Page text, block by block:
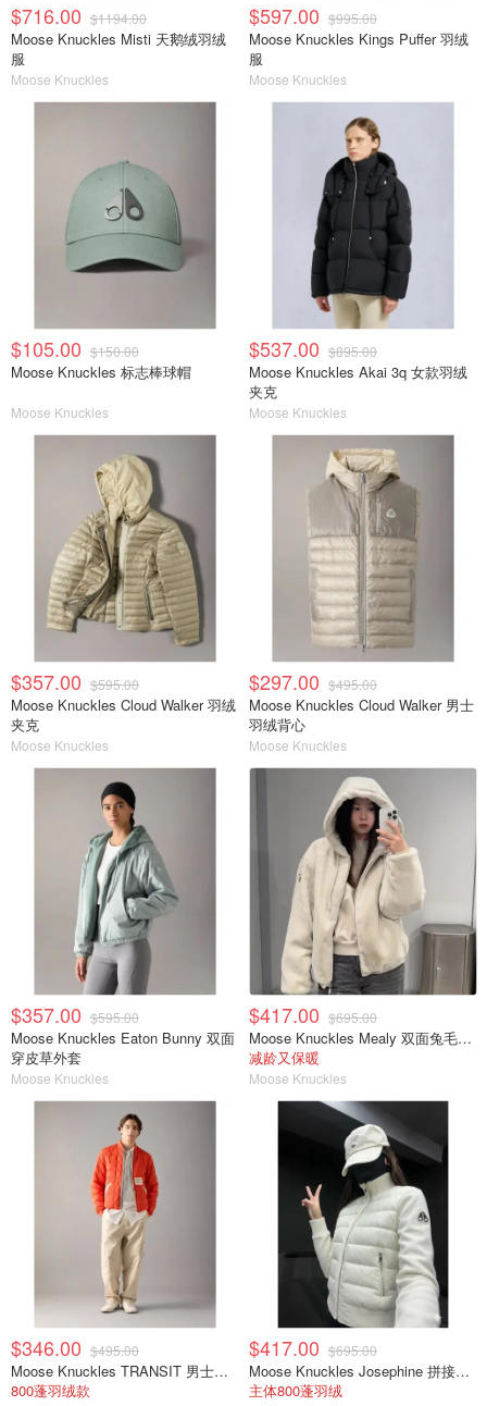
$716.00 $1194.00
Moose Knuckles Misti 天鹅绒羽绒
服
Moose Knuckles
$597.00 $995.00
Moose Knuckles Kings Puffer 羽绒
服
Moose Knuckles
$105.00 $150.00
Moose Knuckles 标志棒球帽
Moose Knuckles
$537.00 $895.00
Moose Knuckles Akai 3q 女款羽绒
夹克
Moose Knuckles
$357.00 $595.00
Moose Knuckles Cloud Walker 羽绒
夹克
Moose Knuckles
$297.00 $495.00
Moose Knuckles Cloud Walker 男士
羽绒背心
Moose Knuckles
$357.00 $595.00
Moose Knuckles Eaton Bunny 双面
穿皮草外套
Moose Knuckles
$417.00 $695.00
Moose Knuckles Mealy 双面兔毛外套
减龄又保暖
Moose Knuckles
$346.00 $495.00
Moose Knuckles TRANSIT 男士飞行夹克
800蓬羽绒款
$417.00 $695.00
Moose Knuckles Josephine 拼接夹克
主体800蓬羽绒